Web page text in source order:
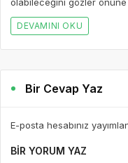
DEVAMINI OKU
Bir Cevap Yaz
E-posta hesabınız
BIR YORUM YAZ